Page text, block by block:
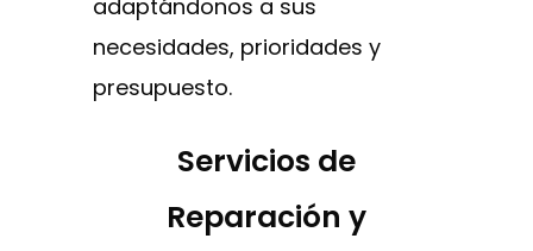
adaptándonos a sus
necesidades, prioridades y
presupuesto.
Servicios de
Reparación y